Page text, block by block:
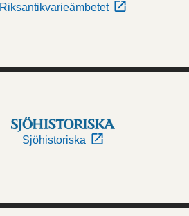
Riksantikvarieämbetet
Sjöhistoriska